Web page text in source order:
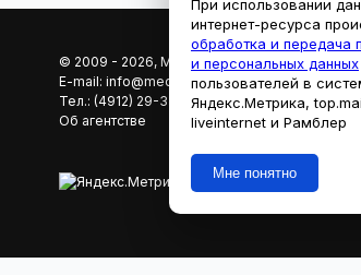
© 2009 - 2026, МЕДИАРЯЗАНЬ
E-mail: info@mediaryazan.ru,
Тел.: (4912) 29-33-66
Об агентстве
При использовании
интернет-ресурса
обработка и передача
и персональных данных
пользователей в
Яндекс.Метрика,
liveinternet и Рамблер
Мне понятно